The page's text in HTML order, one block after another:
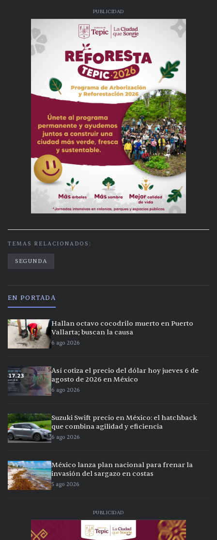
PUBLICIDAD
TEMAS RELACIONADOS:
SEGUNDA
EN PORTADA
Hallan octavo cocodrilo muerto en Puerto
Vallarta; buscan la causa
6 ago 2026
Así cotiza el precio del dólar hoy jueves 6 de
agosto de 2026 en México
6 ago 2026
Suzuki Swift precio en México: el hatchback
que combina agilidad y eficiencia
6 ago 2026
México lanza plan nacional para frenar la
invasión del sargazo en costas
5 ago 2026
PUBLICIDAD